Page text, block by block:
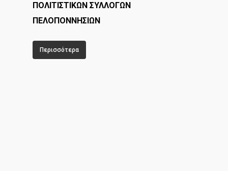
ΠΟΛΙΤΙΣΤΙΚΩΝ ΣΥΛΛΟΓΩΝ
ΠΕΛΟΠΟΝΝΗΣΙΩΝ
Περισσότερα